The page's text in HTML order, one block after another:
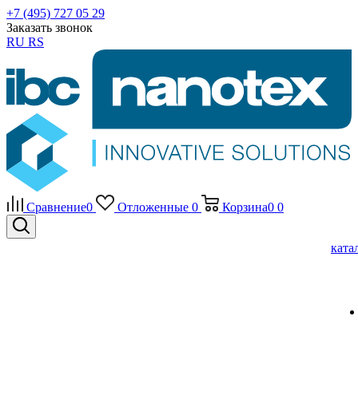
+7 (495) 727 05 29
Заказать звонок
RU RS
Сравнение0 Отложенные 0 Корзина0 0